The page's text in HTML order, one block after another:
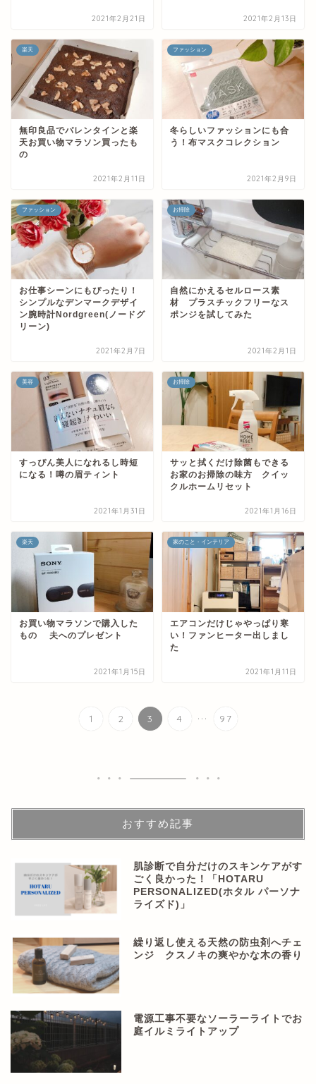
2021年2月21日 2021年2月13日
楽天
無印良品でバレンタインと楽
天お買い物マラソン買ったも
の
2021年2月11日
ファッション
冬らしいファッションにも合
う！布マスクコレクション
2021年2月9日
ファッション
お仕事シーンにもぴったり！
シンプルなデンマークデザイ
ン腕時計Nordgreen(ノードグ
リーン)
2021年2月7日
お掃除
自然にかえるセルロース素
材 プラスチックフリーなス
ポンジを試してみた
2021年2月1日
美容
すっぴん美人になれるし時短
になる！噂の眉ティント
2021年1月31日
お掃除
サッと拭くだけ除菌もできる
お家のお掃除の味方 クイッ
クルホームリセット
2021年1月16日
楽天
お買い物マラソンで購入した
もの 夫へのプレゼント
2021年1月15日
家のこと・インテリア
エアコンだけじゃやっぱり寒
い！ファンヒーター出しまし
た
2021年1月11日
1 2 3 4 ... 97
おすすめ記事
肌診断で自分だけのスキンケアがす
ごく良かった！「HOTARU
PERSONALIZED(ホタル パーソナ
ライズド)」
繰り返し使える天然の防虫剤へチェ
ンジ クスノキの爽やかな木の香り
電源工事不要なソーラーライトでお
庭イルミライトアップ